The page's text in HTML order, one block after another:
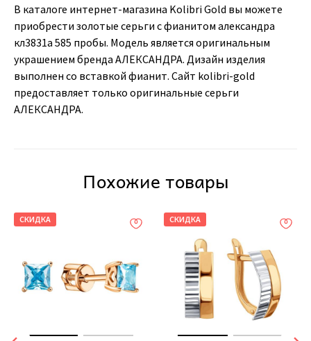
В каталоге интернет-магазина Kolibri Gold вы можете
приобрести золотые серьги с фианитом александра
кл3831а 585 пробы. Модель является оригинальным
украшением бренда АЛЕКСАНДРА. Дизайн изделия
выполнен со вставкой фианит. Сайт kolibri-gold
предоставляет только оригинальные серьги
АЛЕКСАНДРА.
Похожие товары
СКИДКА СКИДКА